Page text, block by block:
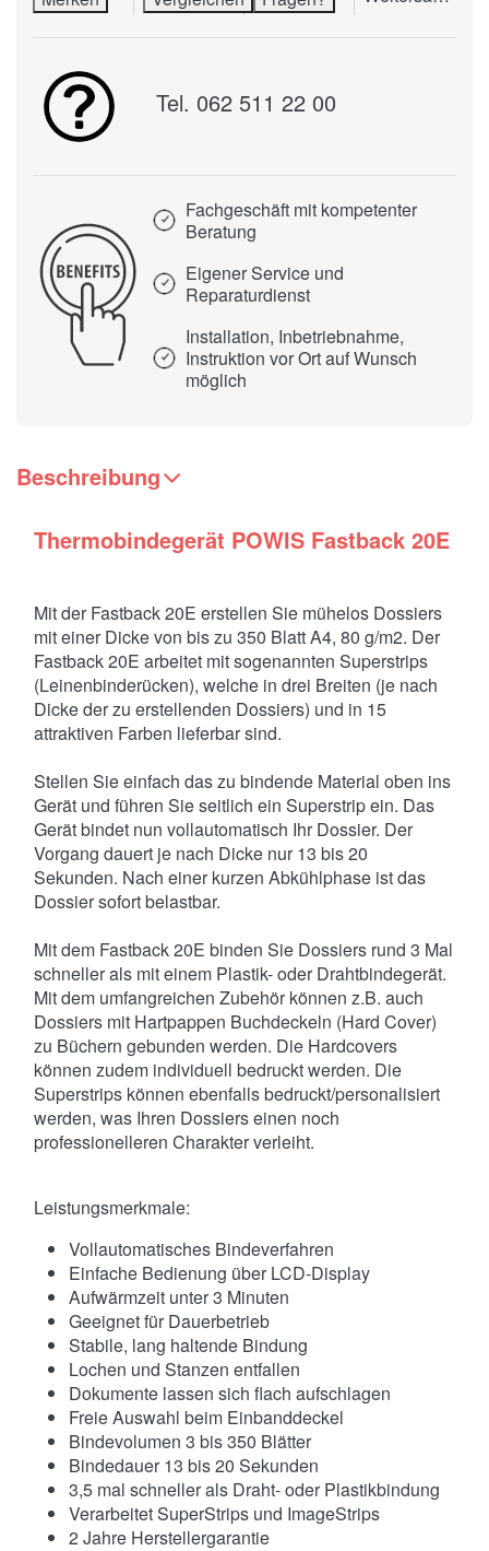
Tel. 062 511 22 00
Fachgeschäft mit kompetenter
Beratung
Eigener Service und
Reparaturdienst
Installation, Inbetriebnahme,
Instruktion vor Ort auf Wunsch
möglich
Beschreibung
Thermobindegerät POWIS Fastback 20E
Mit der Fastback 20E erstellen Sie mühelos Dossiers
mit einer Dicke von bis zu 350 Blatt A4, 80 g/m2. Der
Fastback 20E arbeitet mit sogenannten Superstrips
(Leinenbinderücken), welche in drei Breiten (je nach
Dicke der zu erstellenden Dossiers) und in 15
attraktiven Farben lieferbar sind.
Stellen Sie einfach das zu bindende Material oben ins
Gerät und führen Sie seitlich ein Superstrip ein. Das
Gerät bindet nun vollautomatisch Ihr Dossier. Der
Vorgang dauert je nach Dicke nur 13 bis 20
Sekunden. Nach einer kurzen Abkühlphase ist das
Dossier sofort belastbar.
Mit dem Fastback 20E binden Sie Dossiers rund 3 Mal
schneller als mit einem Plastik- oder Drahtbindegerät.
Mit dem umfangreichen Zubehör können z.B. auch
Dossiers mit Hartpappen Buchdeckeln (Hard Cover)
zu Büchern gebunden werden. Die Hardcovers
können zudem individuell bedruckt werden. Die
Superstrips können ebenfalls bedruckt/personalisiert
werden, was Ihren Dossiers einen noch
professionelleren Charakter verleiht.
Leistungsmerkmale:
Vollautomatisches Bindeverfahren
Einfache Bedienung über LCD-Display
Aufwärmzeit unter 3 Minuten
Geeignet für Dauerbetrieb
Stabile, lang haltende Bindung
Lochen und Stanzen entfallen
Dokumente lassen sich flach aufschlagen
Freie Auswahl beim Einbanddeckel
Bindevolumen 3 bis 350 Blätter
Bindedauer 13 bis 20 Sekunden
3,5 mal schneller als Draht- oder Plastikbindung
Verarbeitet SuperStrips und ImageStrips
2 Jahre Herstellergarantie